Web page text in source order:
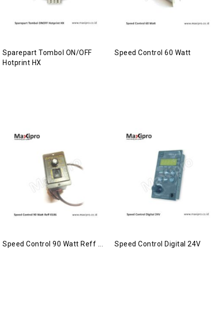
Sparepart Tombol ON/OFF
Hotprint HX
Speed Control 60 Watt
Speed Control 90 Watt Reff ... Speed Control Digital 24V